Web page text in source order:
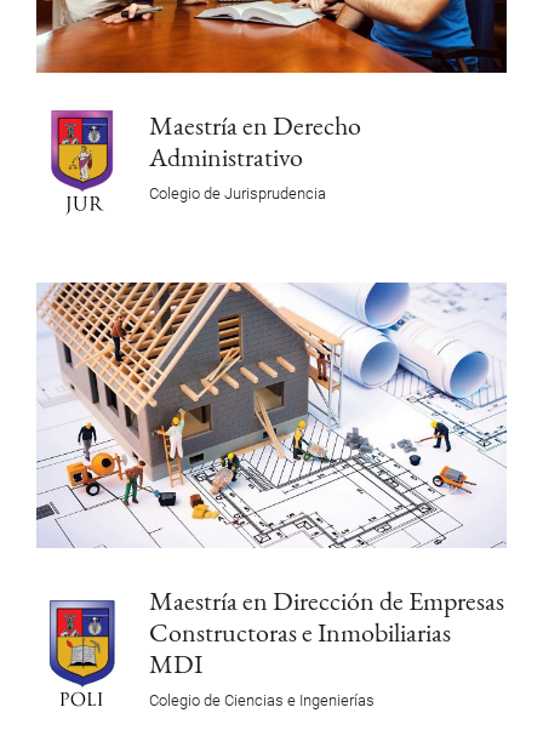
Maestría en Derecho
Administrativo
Colegio de Jurisprudencia
Maestría en Dirección de Empresas
Constructoras e Inmobiliarias
MDI
Colegio de Ciencias e Ingenierías